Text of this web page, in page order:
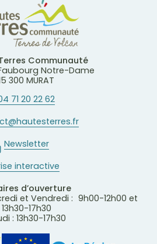
Communauté
Notre-Dame
300 MURAT
71 20 22 62
Newsletter
interactive
d’ouverture
et Vendredi : 9h00-12h00 et
13h30-17h30
: 13h30-17h30